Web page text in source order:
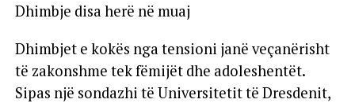
Dhimbje disa herë në muaj
Dhimbjet e kokës nga tensioni janë veçanërisht
të zakonshme tek fëmijët dhe adoleshentët.
Sipas një sondazhi të Universitetit të Dresdenit,